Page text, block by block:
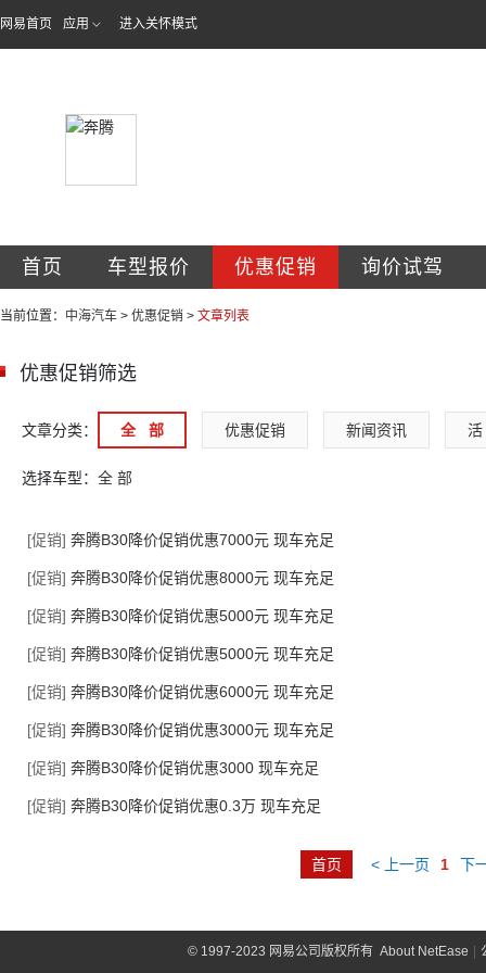
网易首页 应用 进入关怀模式
首页 车型报价 优惠促销 询价试驾
当前位置： 中海汽车 > 优惠促销 > 文章列表
优惠促销筛选
文章分类： 全   部 优惠促销 新闻资讯 活
选择车型： 全 部
[促销] 奔腾B30降价促销优惠7000元 现车充足
[促销] 奔腾B30降价促销优惠8000元 现车充足
[促销] 奔腾B30降价促销优惠5000元 现车充足
[促销] 奔腾B30降价促销优惠5000元 现车充足
[促销] 奔腾B30降价促销优惠6000元 现车充足
[促销] 奔腾B30降价促销优惠3000元 现车充足
[促销] 奔腾B30降价促销优惠3000 现车充足
[促销] 奔腾B30降价促销优惠0.3万 现车充足
首页 < 上一页 1 下
©1997-2023 网易公司版权所有 About NetEase